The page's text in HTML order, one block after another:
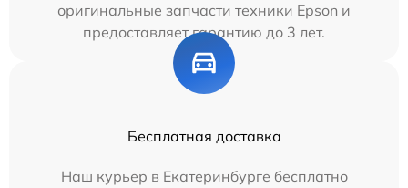
оригинальные запчасти техники Epson и
предоставляет гарантию до 3 лет.
Бесплатная доставка
Наш курьер в Екатеринбурге бесплатно